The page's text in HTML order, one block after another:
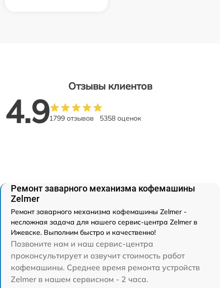
Отзывы клиентов
4.91799 отзывов 5358 оценок
Ремонт заварного механизма кофемашины
Zelmer
Ремонт заварного механизма кофемашины Zelmer -
несложная задача для нашего сервис-центра Zelmer в
Ижевске. Выполним быстро и качественно!
Позвоните нам и наш сервис-центра
проконсультирует и озвучит стоимость работ
кофемашины. Среднее время ремонта устройств
Zelmer в нашем сервисном - 2 часа.